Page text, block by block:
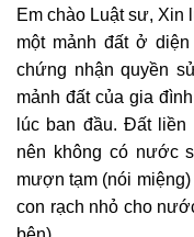
Em chào Luật sư, Xin
một mảnh đất ở
chứng nhận quyền
mảnh đất của gia
lúc ban đầu. Đất
nên không có nước
mượn tạm (nói
con rạch nhỏ cho